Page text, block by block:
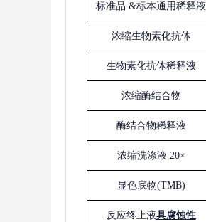
标准品 &标本通用稀释液
浓缩生物素化抗体
生物素化抗体稀释液
浓缩酶结合物
酶结合物稀释液
浓缩洗涤液 20×
显色底物(TMB)
反应终止液具腐蚀性